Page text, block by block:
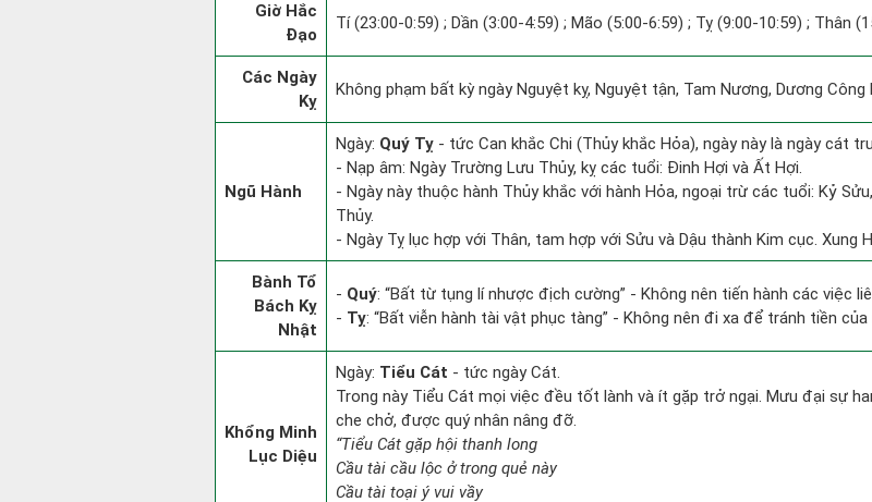
Giờ Hắc
Đạo
Tí (23:00-0:59) ; Dần (3:00-4:59) ; Mão (5:00-6:59) ; Tỵ (9:00-10:59) ; Thân
Các Ngày
Kỵ
Không phạm bất kỳ ngày Nguyệt kỵ, Nguyệt tận, Tam Nương, Dương Công
Ngũ Hành
Ngày: Quý Tỵ - tức Can khắc Chi (Thủy khắc Hỏa), ngày này là ngày cát
- Nạp âm: Ngày Trường Lưu Thủy, kỵ các tuổi: Đinh Hợi và Ất Hợi.
- Ngày này thuộc hành Thủy khắc với hành Hỏa, ngoại trừ các tuổi: Kỷ
Thủy.
- Ngày Tỵ lục hợp với Thân, tam hợp với Sửu và Dậu thành Kim cục. Xung
Bành Tổ
Bách Kỵ
Nhật
- Quý: “Bất từ tụng lí nhược địch cường” - Không nên tiến hành các việc
- Tỵ: “Bất viễn hành tài vật phục tàng” - Không nên đi xa để tránh tiền
Khổng Minh
Lục Diệu
Ngày: Tiểu Cát - tức ngày Cát.
Trong này Tiểu Cát mọi việc đều tốt lành và ít gặp trở ngại. Mưu đại sự
che chở, được quý nhân nâng đỡ.
“Tiểu Cát gặp hội thanh long
Cầu tài cầu lộc ở trong quẻ này
Cầu tài toại ý vui vầy